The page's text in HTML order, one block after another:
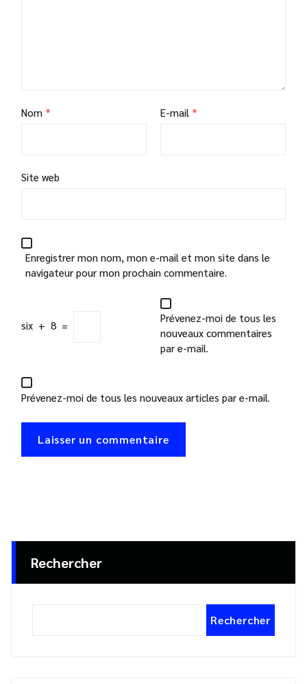
Nom * E-mail *
Site web
Enregistrer mon nom, mon e-mail et mon site dans le
navigateur pour mon prochain commentaire.
six + 8 =
Prévenez-moi de tous les
nouveaux commentaires
par e-mail.
Prévenez-moi de tous les nouveaux articles par e-mail.
Rechercher
Rechercher